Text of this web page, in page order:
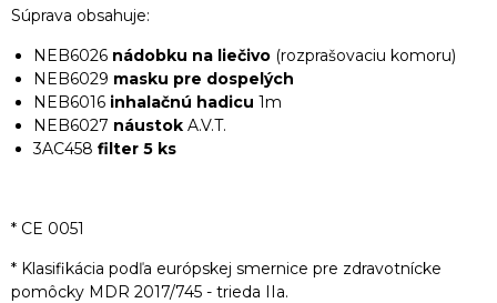
Súprava obsahuje:
NEB6026 nádobku na liečivo (rozprašovaciu komoru)
NEB6029 masku pre dospelých
NEB6016 inhalačnú hadicu 1m
NEB6027 náustok A.V.T.
3AC458 filter 5 ks
* CE 0051
* Klasifikácia podľa európskej smernice pre zdravotnícke
pomôcky MDR 2017/745 - trieda IIa.